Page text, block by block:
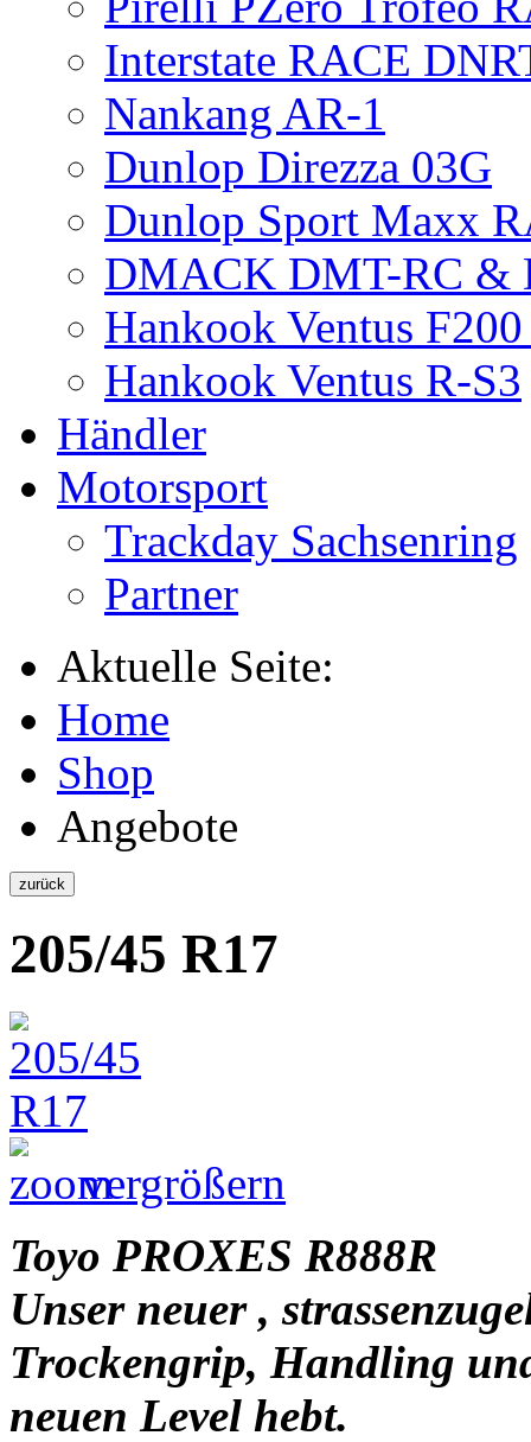
Interstate RACE
Nankang AR-1
Dunlop Direzza 03G
Dunlop Sport Maxx
DMACK DMT-RC &
Hankook Ventus
Hankook Ventus R-S3
Händler
Motorsport
Trackday Sachsenring
Partner
Aktuelle Seite:
Home
Shop
Angebote
205/45 R17
vergrößern
Toyo PROXES R888R
Unser neuer ,
Trockengrip, Handling
neuen Level hebt.